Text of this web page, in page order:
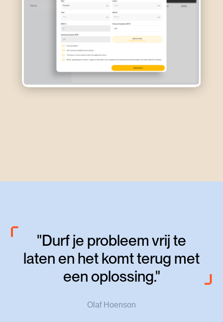
"Durf je probleem vrij te
laten en het komt terug met
een oplossing."
Olaf Hoenson